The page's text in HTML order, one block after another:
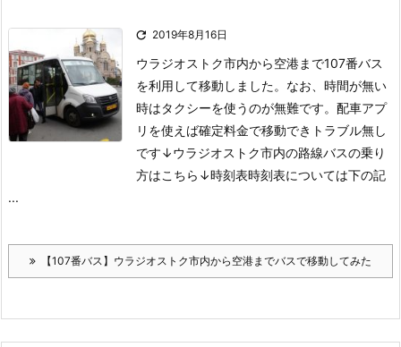
 2019年8月16日
ウラジオストク市内から空港まで107番バス
を利用して移動しました。 なお、時間が無い
時はタクシーを使うのが無難です。 配車アプ
リを使えば確定料金で移動できトラブル無し
です↓ウラジオストク市内の路線バスの乗り
方はこちら↓時刻表時刻表については下の記
...
【107番バス】ウラジオストク市内から空港までバスで移動してみた